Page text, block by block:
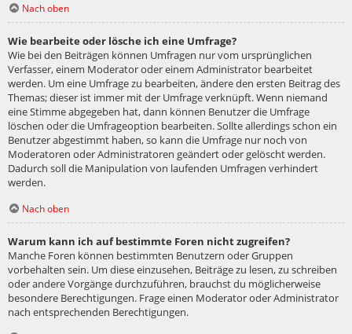
Nach oben
Wie bearbeite oder lösche ich eine Umfrage?
Wie bei den Beiträgen können Umfragen nur vom ursprünglichen
Verfasser, einem Moderator oder einem Administrator bearbeitet
werden. Um eine Umfrage zu bearbeiten, ändere den ersten Beitrag des
Themas; dieser ist immer mit der Umfrage verknüpft. Wenn niemand
eine Stimme abgegeben hat, dann können Benutzer die Umfrage
löschen oder die Umfrageoption bearbeiten. Sollte allerdings schon ein
Benutzer abgestimmt haben, so kann die Umfrage nur noch von
Moderatoren oder Administratoren geändert oder gelöscht werden.
Dadurch soll die Manipulation von laufenden Umfragen verhindert
werden.
Nach oben
Warum kann ich auf bestimmte Foren nicht zugreifen?
Manche Foren können bestimmten Benutzern oder Gruppen
vorbehalten sein. Um diese einzusehen, Beiträge zu lesen, zu schreiben
oder andere Vorgänge durchzuführen, brauchst du möglicherweise
besondere Berechtigungen. Frage einen Moderator oder Administrator
nach entsprechenden Berechtigungen.